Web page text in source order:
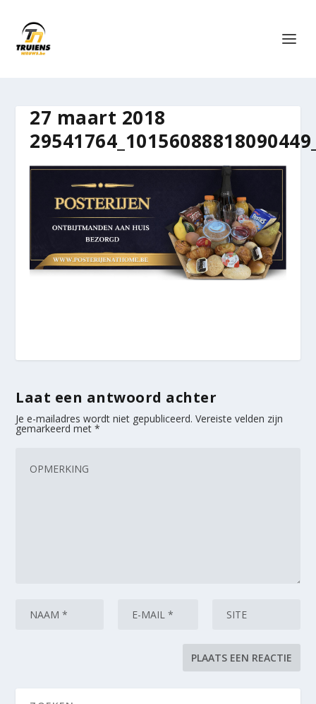
27 maart 2018
Laat een antwoord achter
Je e-mailadres wordt niet gepubliceerd. Vereiste velden zijn
gemarkeerd met*